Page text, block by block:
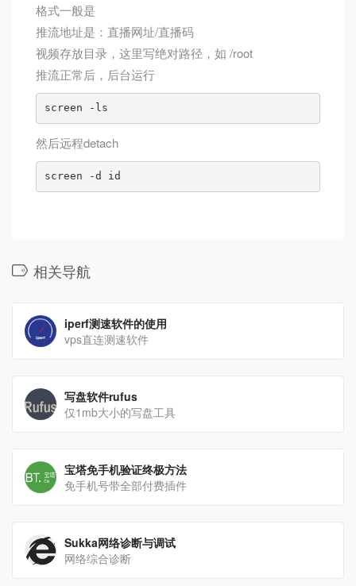
格式一般是
推流地址是：直播网址/直播码
视频存放目录，这里写绝对路径，如 /root
推流正常后，后台运行
screen -ls
然后远程detach
screen -d id
相关导航
iperf测速软件的使用
vps直连测速软件
写盘软件rufus
仅1mb大小的写盘工具
宝塔免手机验证终极方法
免手机号带全部付费插件
Sukka网络诊断与调试
网络综合诊断